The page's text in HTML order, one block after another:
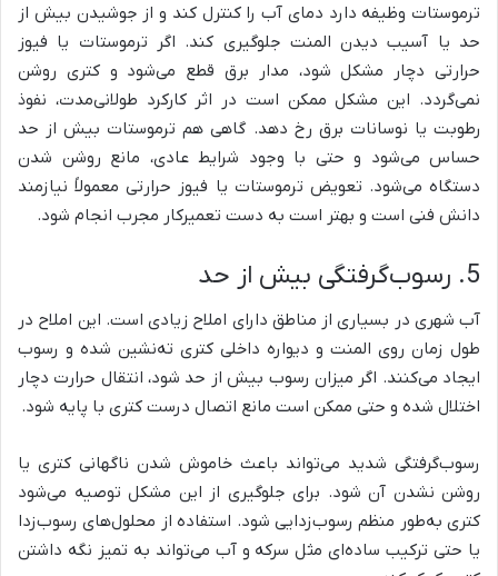
ترموستات وظیفه دارد دمای آب را کنترل کند و از جوشیدن بیش از
حد یا آسیب دیدن المنت جلوگیری کند. اگر ترموستات یا فیوز
حرارتی دچار مشکل شود، مدار برق قطع می‌شود و کتری روشن
نمی‌گردد. این مشکل ممکن است در اثر کارکرد طولانی‌مدت، نفوذ
رطوبت یا نوسانات برق رخ دهد. گاهی هم ترموستات بیش از حد
حساس می‌شود و حتی با وجود شرایط عادی، مانع روشن شدن
دستگاه می‌شود. تعویض ترموستات یا فیوز حرارتی معمولاً نیازمند
دانش فنی است و بهتر است به دست تعمیرکار مجرب انجام شود.
5. رسوب‌گرفتگی بیش از حد
آب شهری در بسیاری از مناطق دارای املاح زیادی است. این املاح در
طول زمان روی المنت و دیواره داخلی کتری ته‌نشین شده و رسوب
ایجاد می‌کنند. اگر میزان رسوب بیش از حد شود، انتقال حرارت دچار
اختلال شده و حتی ممکن است مانع اتصال درست کتری با پایه شود.
رسوب‌گرفتگی شدید می‌تواند باعث خاموش شدن ناگهانی کتری یا
روشن نشدن آن شود. برای جلوگیری از این مشکل توصیه می‌شود
کتری به‌طور منظم رسوب‌زدایی شود. استفاده از محلول‌های رسوب‌زدا
یا حتی ترکیب ساده‌ای مثل سرکه و آب می‌تواند به تمیز نگه داشتن